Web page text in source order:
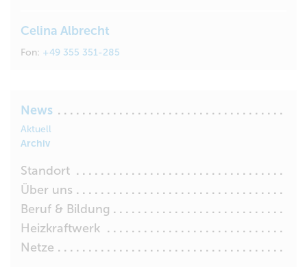
Celina Albrecht
Fon: +49 355 351-285
News
Aktuell
Archiv
Standort
Über uns
Beruf & Bildung
Heizkraftwerk
Netze